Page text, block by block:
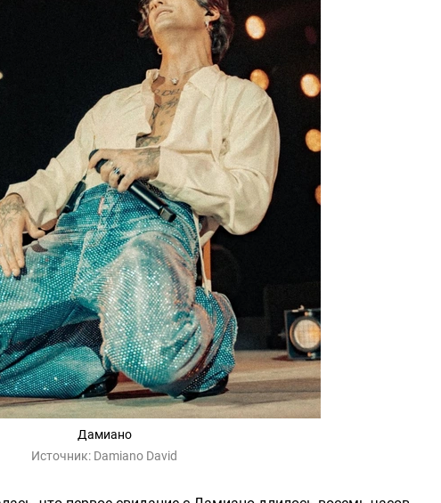
Дамиано
Источник: Damiano David